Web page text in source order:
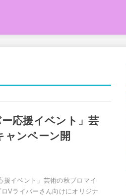
応援イベント」芸
ャンペーン開
援イベント」芸術の秋ブロマイ
Vライバーさん向けにオリジナ